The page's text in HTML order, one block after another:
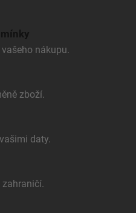
nákupu.
zboží.
daty.
zahraničí.